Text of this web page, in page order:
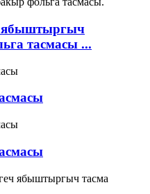
ябыштыргыч
тасмасы ...